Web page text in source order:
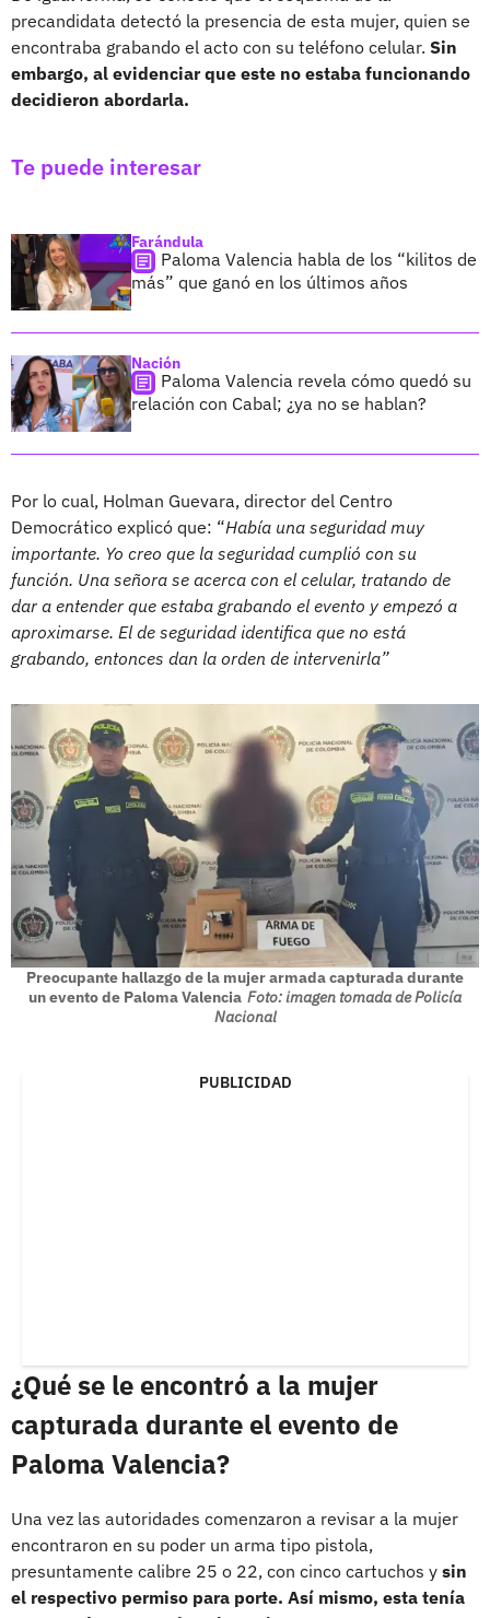
precandidata detectó la presencia de esta mujer, quien se
encontraba grabando el acto con su teléfono celular. Sin
embargo, al evidenciar que este no estaba funcionando
decidieron abordarla.
Te puede interesar
Farándula
Paloma Valencia habla de los “kilitos de
más” que ganó en los últimos años
Nación
Paloma Valencia revela cómo quedó su
relación con Cabal; ¿ya no se hablan?
Por lo cual, Holman Guevara, director del Centro
Democrático explicó que: “Había una seguridad muy
importante. Yo creo que la seguridad cumplió con su
función. Una señora se acerca con el celular, tratando de
dar a entender que estaba grabando el evento y empezó a
aproximarse. El de seguridad identifica que no está
grabando, entonces dan la orden de intervenirla”
Preocupante hallazgo de la mujer armada capturada durante
un evento de Paloma Valencia Foto: imagen tomada de Policía
Nacional
PUBLICIDAD
¿Qué se le encontró a la mujer
capturada durante el evento de
Paloma Valencia?
Una vez las autoridades comenzaron a revisar a la mujer
encontraron en su poder un arma tipo pistola,
presuntamente calibre 25 o 22, con cinco cartuchos y sin
el respectivo permiso para porte. Así mismo, esta tenía